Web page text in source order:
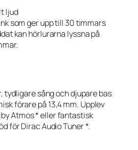
ljud
som ger upp till 30 timmars
kan hörlurarna lyssna på
tydligare sång och djupare bas
förare på 13,4 mm. Upplev
Atmos * eller fantastisk
för Dirac Audio Tuner *.